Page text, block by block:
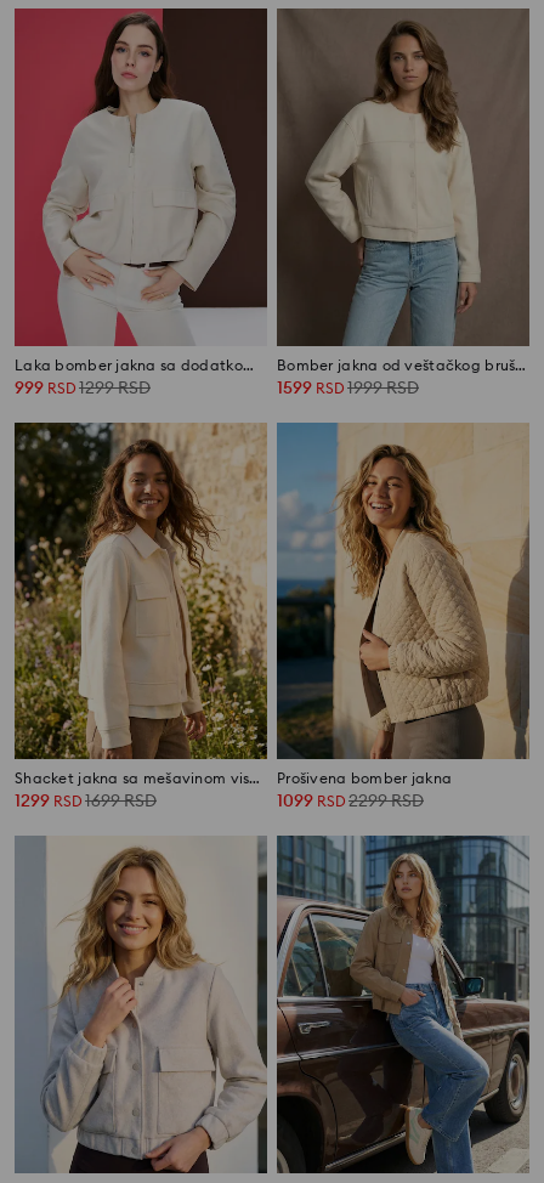
Laka bomber jakna sa dodatkom viskoze i lana
999 RSD 1299RSD
Bomber jakna od veštačkog brušenog antilopa
1599 RSD 1999RSD
Shacket jakna sa mešavinom viskoze
1299 RSD 1699RSD
Prošivena bomber jakna
1099 RSD 2299RSD